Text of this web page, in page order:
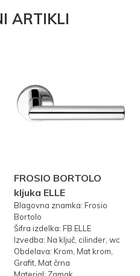
ARTIKLI
FROSIO BORTOLO
kljuka ELLE
Blagovna znamka: Frosio
Bortolo
Šifra izdelka: FB.ELLE
Izvedba: Na ključ, cilinder, wc
Obdelava: Krom, Mat krom,
Grafit, Mat črna